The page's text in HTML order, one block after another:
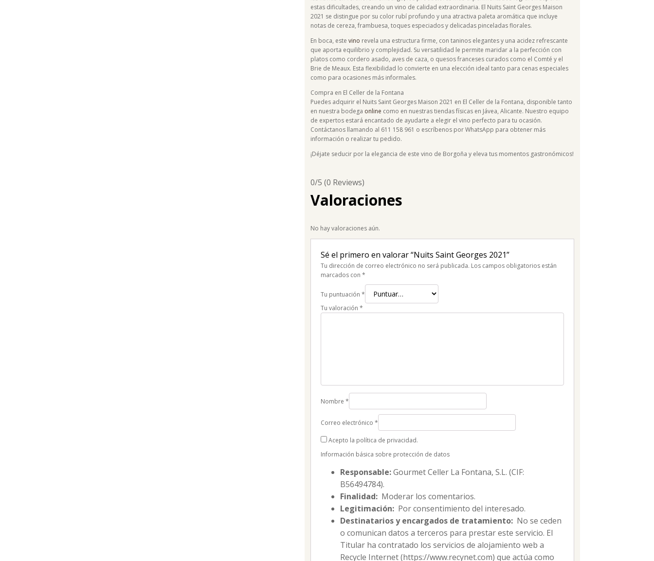
estas dificultades, creando un vino de calidad extraordinaria. El Nuits Saint Georges Maison
2021 se distingue por su color rubí profundo y una atractiva paleta aromática que incluye
notas de cereza, frambuesa, toques especiados y delicadas pinceladas florales.
En boca, este vino revela una estructura firme, con taninos elegantes y una acidez refrescante
que aporta equilibrio y complejidad. Su versatilidad le permite maridar a la perfección con
platos como cordero asado, aves de caza, o quesos franceses curados como el Comté y el
Brie de Meaux. Esta flexibilidad lo convierte en una elección ideal tanto para cenas especiales
como para ocasiones más informales.
Compra en El Celler de la Fontana
Puedes adquirir el Nuits Saint Georges Maison 2021 en El Celler de la Fontana, disponible tanto
en nuestra bodega online como en nuestras tiendas físicas en Jávea, Alicante. Nuestro equipo
de expertos estará encantado de ayudarte a elegir el vino perfecto para tu ocasión.
Contáctanos llamando al 611 158 961 o escríbenos por WhatsApp para obtener más
información o realizar tu pedido.
¡Déjate seducir por la elegancia de este vino de Borgoña y eleva tus momentos gastronómicos!
0/5 (0 Reviews)
Valoraciones
No hay valoraciones aún.
Sé el primero en valorar “Nuits Saint Georges 2021”
Tu dirección de correo electrónico no será publicada. Los campos obligatorios están
marcados con *
Tu puntuación *
Tu valoración *
Nombre *
Correo electrónico *
Acepto la política de privacidad.
Información básica sobre protección de datos
Responsable:Gourmet Celler La Fontana, S.L. (CIF:
B56494784).
Finalidad: Moderar los comentarios.
Legitimación: Por consentimiento del interesado.
Destinatarios y encargados de tratamiento: No se ceden
o comunican datos a terceros para prestar este servicio. El
Titular ha contratado los servicios de alojamiento web a
Recycle Internet (https://www.recynet.com) que actúa como